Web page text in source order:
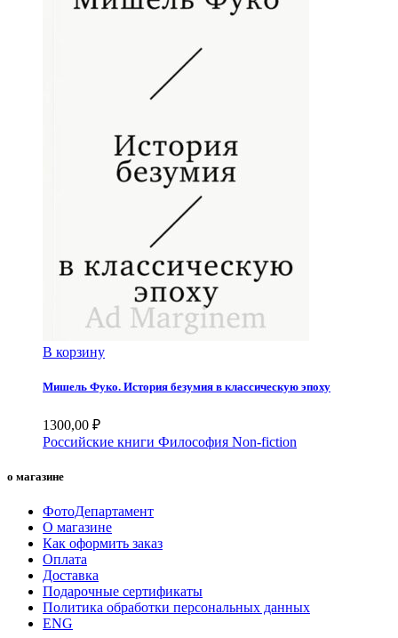
В корзину
Мишель Фуко. История безумия в классическую эпоху
1300,00 ₽
Российские книги Философия Non-fiction
о магазине
ФотоДепартамент
О магазине
Как оформить заказ
Оплата
Доставка
Подарочные сертификаты
Политика обработки персональных данных
ENG